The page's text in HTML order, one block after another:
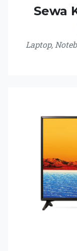
Sewa
Laptop,